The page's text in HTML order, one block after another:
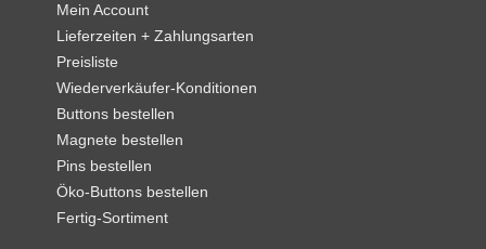
Mein Account
Lieferzeiten + Zahlungsarten
Preisliste
Wiederverkäufer-Konditionen
Buttons bestellen
Magnete bestellen
Pins bestellen
Öko-Buttons bestellen
Fertig-Sortiment